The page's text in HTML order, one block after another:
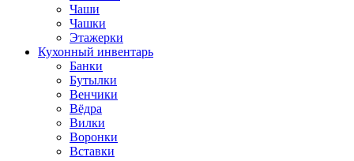
Чаши
Чашки
Этажерки
Кухонный инвентарь
Банки
Бутылки
Венчики
Вёдра
Вилки
Воронки
Вставки